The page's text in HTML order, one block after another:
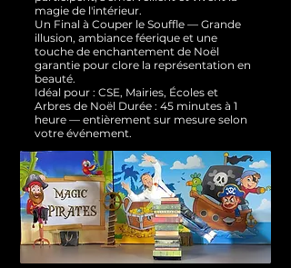
magie de l'intérieur.
Un Final à Couper le Souffle — Grande
illusion, ambiance féerique et une
touche de enchantement de Noël
garantie pour clore la représentation en
beauté.
Idéal pour : CSE, Mairies, Écoles et
Arbres de Noël Durée : 45 minutes à 1
heure — entièrement sur mesure selon
votre événement.